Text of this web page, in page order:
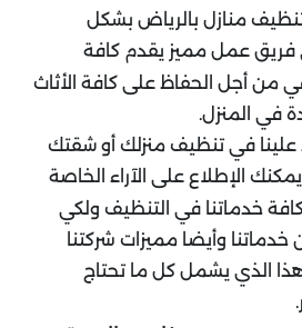
منازل بالرياض بشكل
فريق عمل مميز يقدم كافة
من أجل الحفاظ على كافة الأثاث
في المنزل.
علينا في تنظيف منزلك أو شقتك
الإطلاع على الآراء الخاصة
كافة خدماتنا في التنظيف ولكي
وأيضا مميزات شركتنا
هذا الذي يشمل كل ما تحتاج